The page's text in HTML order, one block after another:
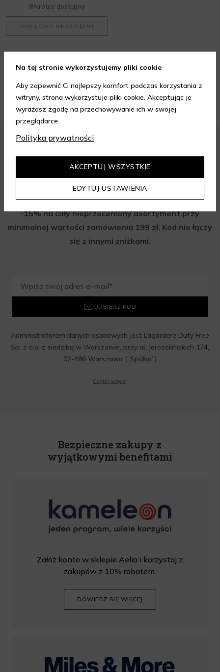
Wkrótce dostępny
CHWILOWO NIEDOSTĘPNY
17 produktów
Zapisz się do newslettera i odbierz
rabat na aelia.pl:
-15% na cały nieprzeceniony asortyment przy
minimalnej wartości zamówienia 199 zł. Kod nie łączy
się z innymi zniżkami.
ODBIERZ KOD
Administratorem danych osobowych jest Lagardere Duty Free
Sp. z o.o. z siedzibą w Warszawie, przy al. Jerozolimskich 174,
02-486 Warszawa („Spółka”)
Lagardere Duty Free Sp. z o.o. informacji handlowych, w tym
handlowe są całkowicie bezpłatne. Powyższa zgoda jest
dobrowolna i może zostać wycofana w dowolnym momencie.
Rabat nie łączy się z innymi promocjami. W celu skorzystania z
Czytaj więcej
Bezpieczne zakupy z
wyjątkowymi benefitami
Załóż konto w sklepie Aelia i korzystaj z
zakupów z 10% rabatem.
DOWIEDZ SIĘ WIĘCEJ
Na tej stronie wykorzystujemy pliki cookie
Aby zapewnić Ci najlepszy komfort podczas korzystania z
witryny, strona wykorzystuje pliki cookie. Akceptując je
wyrażasz zgodę na przechowywanie ich w swojej
przeglądarce.
Polityka prywatności
EDYTUJ USTAWIENIA
AKCEPTUJ WSZYSTKIE